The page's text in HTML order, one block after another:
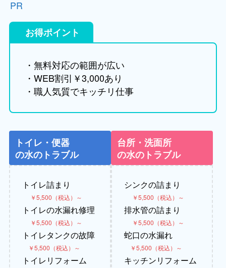
PR
お得ポイント
・無料対応の範囲が広い
・WEB割引￥3,000あり
・職人気質でキッチリ仕事
トイレ・便器
の水のトラブル
トイレ詰まり
￥5,500（税込）～
トイレの水漏れ修理
￥5,500（税込）～
トイレタンクの故障
￥5,500（税込）～
トイレリフォーム
台所・洗面所
の水のトラブル
シンクの詰まり
￥5,500（税込）～
排水管の詰まり
￥5,500（税込）～
蛇口の水漏れ
￥5,500（税込）～
キッチンリフォーム